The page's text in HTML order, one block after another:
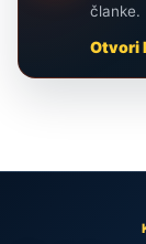
članke.
Otvori